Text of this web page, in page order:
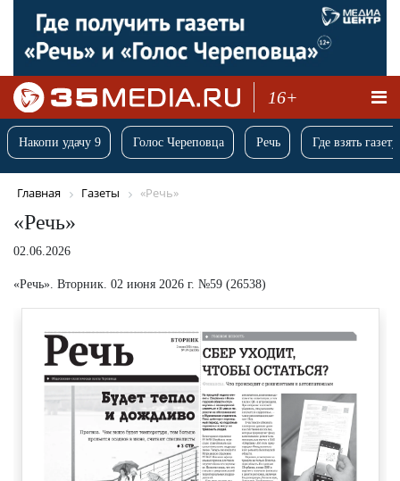
16+
Накопи удачу 9 Голос Череповца Речь Где взять
Главная Газеты «Речь»
«Речь»
02.06.2026
«Речь». Вторник. 02 июня 2026 г. №59 (26538)